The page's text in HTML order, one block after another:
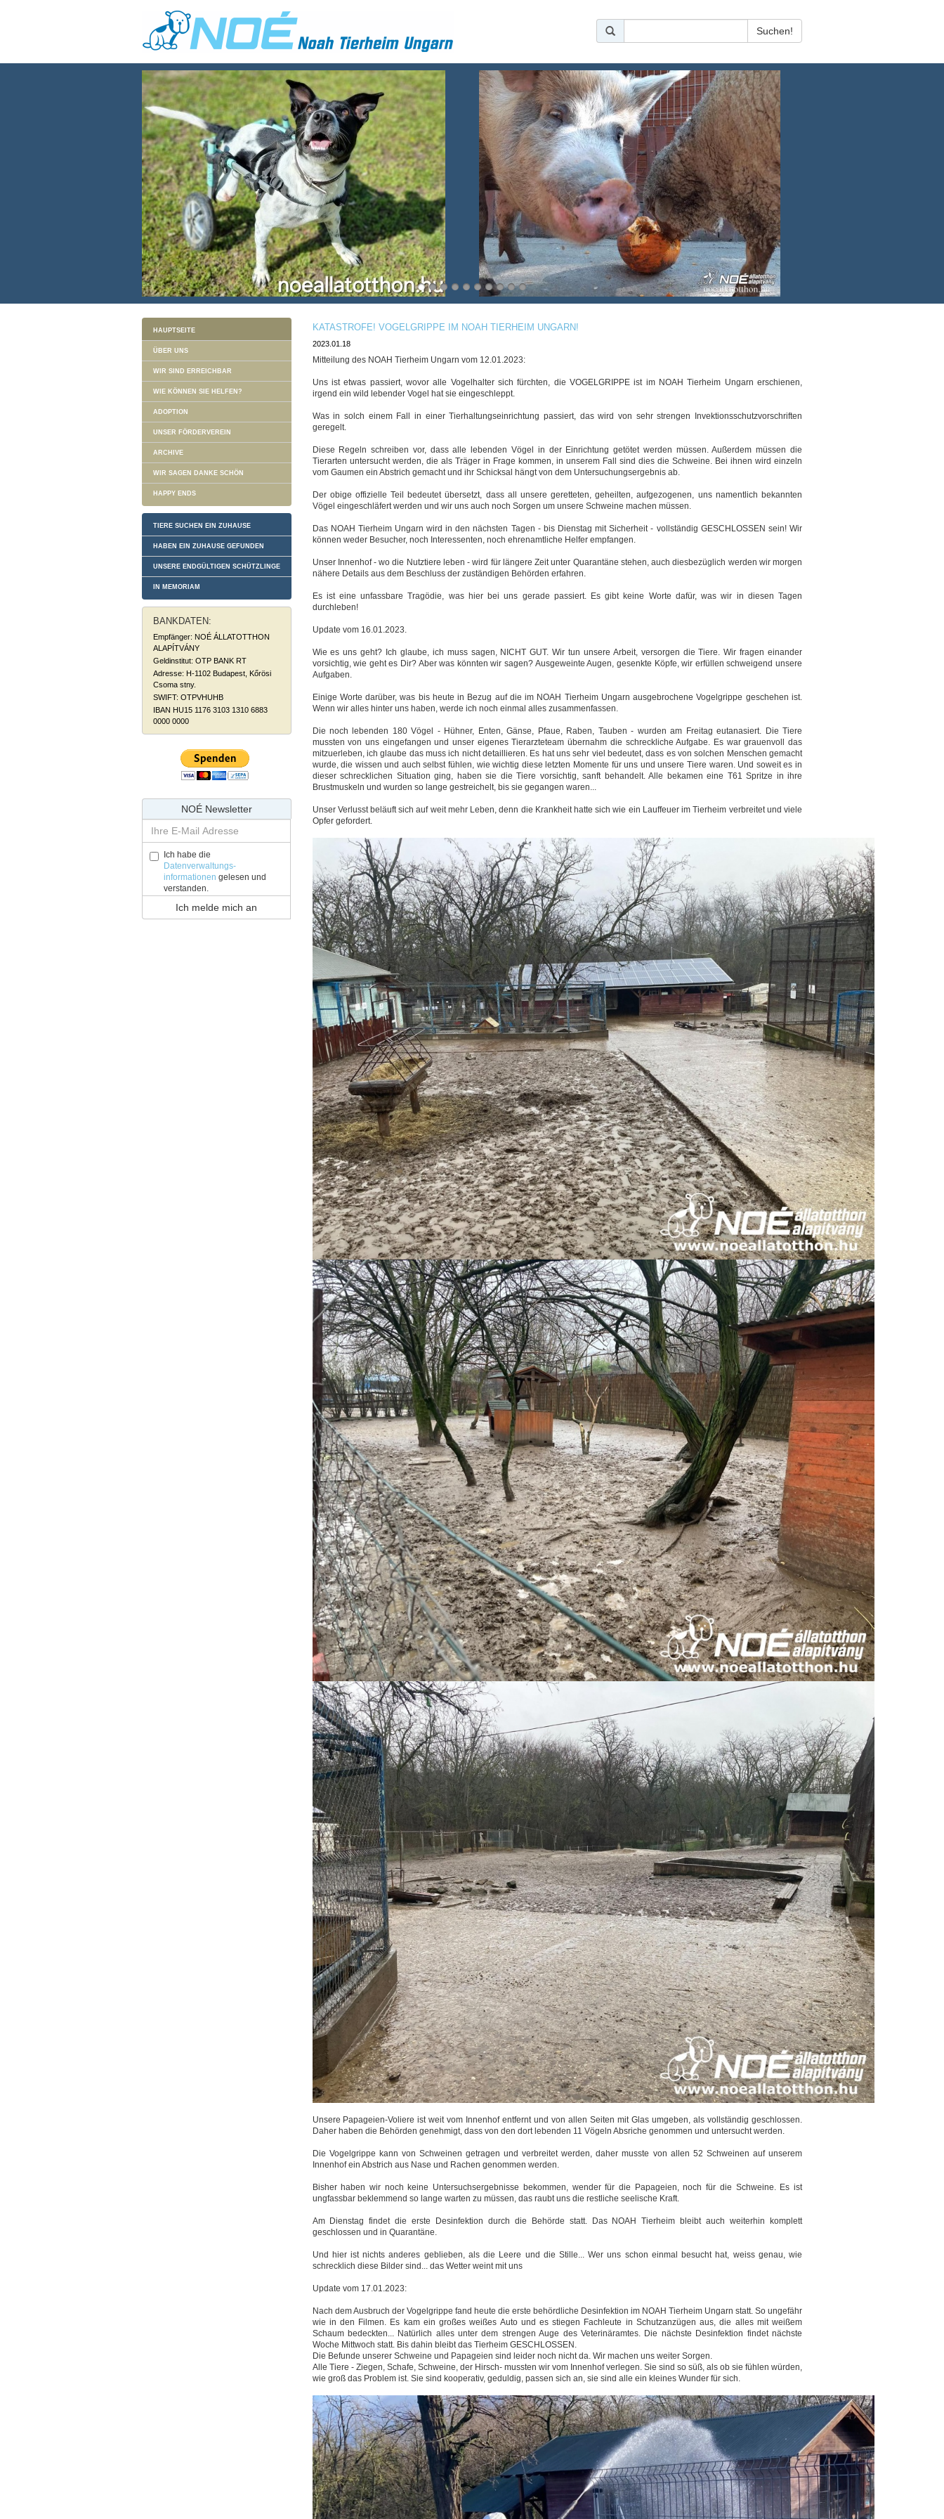
HAUPTSEITE
ÜBER UNS
WIR SIND ERREICHBAR
WIE KÖNNEN SIE HELFEN?
ADOPTION
UNSER FÖRDERVEREIN
ARCHIVE
WIR SAGEN DANKE SCHÖN
HAPPY ENDS
TIERE SUCHEN EIN ZUHAUSE
HABEN EIN ZUHAUSE GEFUNDEN
UNSERE ENDGÜLTIGEN SCHÜTZLINGE
IN MEMORIAM
BANKDATEN:
Empfänger: NOÉ ÁLLATOTTHON
ALAPÍTVÁNY
Geldinstitut: OTP BANK RT
Adresse: H-1102 Budapest, Kőrösi
Csoma stny.
SWIFT: OTPVHUHB
IBAN HU15 1176 3103 1310 6883
0000 0000
NOÉ Newsletter
Ich habe die
Datenverwaltungs-
informationen gelesen und
verstanden.
KATASTROFE! VOGELGRIPPE IM NOAH TIERHEIM UNGARN!
2023.01.18
Mitteilung des NOAH Tierheim Ungarn vom 12.01.2023:
Uns ist etwas passiert, wovor alle Vogelhalter sich fürchten, die VOGELGRIPPE ist im NOAH Tierheim Ungarn erschienen,
irgend ein wild lebender Vogel hat sie eingeschleppt.
Was in solch einem Fall in einer Tierhaltungseinrichtung passiert, das wird von sehr strengen Invektionsschutzvorschriften
geregelt.
Diese Regeln schreiben vor, dass alle lebenden Vögel in der Einrichtung getötet werden müssen. Außerdem müssen die
Tierarten untersucht werden, die als Träger in Frage kommen, in unserem Fall sind dies die Schweine. Bei ihnen wird einzeln
vom Gaumen ein Abstrich gemacht und ihr Schicksal hängt von dem Untersuchungsergebnis ab.
Der obige offizielle Teil bedeutet übersetzt, dass all unsere geretteten, geheilten, aufgezogenen, uns namentlich bekannten
Vögel eingeschläfert werden und wir uns auch noch Sorgen um unsere Schweine machen müssen.
Das NOAH Tierheim Ungarn wird in den nächsten Tagen - bis Dienstag mit Sicherheit - vollständig GESCHLOSSEN sein! Wir
können weder Besucher, noch Interessenten, noch ehrenamtliche Helfer empfangen.
Unser Innenhof - wo die Nutztiere leben - wird für längere Zeit unter Quarantäne stehen, auch diesbezüglich werden wir morgen
nähere Details aus dem Beschluss der zuständigen Behörden erfahren.
Es ist eine unfassbare Tragödie, was hier bei uns gerade passiert. Es gibt keine Worte dafür, was wir in diesen Tagen
durchleben!
Update vom 16.01.2023.
Wie es uns geht? Ich glaube, ich muss sagen, NICHT GUT. Wir tun unsere Arbeit, versorgen die Tiere. Wir fragen einander
vorsichtig, wie geht es Dir? Aber was könnten wir sagen? Ausgeweinte Augen, gesenkte Köpfe, wir erfüllen schweigend unsere
Aufgaben.
Einige Worte darüber, was bis heute in Bezug auf die im NOAH Tierheim Ungarn ausgebrochene Vogelgrippe geschehen ist.
Wenn wir alles hinter uns haben, werde ich noch einmal alles zusammenfassen.
Die noch lebenden 180 Vögel - Hühner, Enten, Gänse, Pfaue, Raben, Tauben - wurden am Freitag eutanasiert. Die Tiere
mussten von uns eingefangen und unser eigenes Tierarzteteam übernahm die schreckliche Aufgabe. Es war grauenvoll das
mitzuerleben, ich glaube das muss ich nicht detaillieren. Es hat uns sehr viel bedeutet, dass es von solchen Menschen gemacht
wurde, die wissen und auch selbst fühlen, wie wichtig diese letzten Momente für uns und unsere Tiere waren. Und soweit es in
dieser schrecklichen Situation ging, haben sie die Tiere vorsichtig, sanft behandelt. Alle bekamen eine T61 Spritze in ihre
Brustmuskeln und wurden so lange gestreichelt, bis sie gegangen waren...
Unser Verlusst beläuft sich auf weit mehr Leben, denn die Krankheit hatte sich wie ein Lauffeuer im Tierheim verbreitet und viele
Opfer gefordert.
Unsere Papageien-Voliere ist weit vom Innenhof entfernt und von allen Seiten mit Glas umgeben, als vollständig geschlossen.
Daher haben die Behörden genehmigt, dass von den dort lebenden 11 Vögeln Absriche genommen und untersucht werden.
Die Vogelgrippe kann von Schweinen getragen und verbreitet werden, daher musste von allen 52 Schweinen auf unserem
Innenhof ein Abstrich aus Nase und Rachen genommen werden.
Bisher haben wir noch keine Untersuchsergebnisse bekommen, wender für die Papageien, noch für die Schweine. Es ist
ungfassbar beklemmend so lange warten zu müssen, das raubt uns die restliche seelische Kraft.
Am Dienstag findet die erste Desinfektion durch die Behörde statt. Das NOAH Tierheim bleibt auch weiterhin komplett
geschlossen und in Quarantäne.
Und hier ist nichts anderes geblieben, als die Leere und die Stille... Wer uns schon einmal besucht hat, weiss genau, wie
schrecklich diese Bilder sind... das Wetter weint mit uns
Update vom 17.01.2023:
Nach dem Ausbruch der Vogelgrippe fand heute die erste behördliche Desinfektion im NOAH Tierheim Ungarn statt. So ungefähr
wie in den Filmen. Es kam ein großes weißes Auto und es stiegen Fachleute in Schutzanzügen aus, die alles mit weißem
Schaum bedeckten... Natürlich alles unter dem strengen Auge des Veterinäramtes. Die nächste Desinfektion findet nächste
Woche Mittwoch statt. Bis dahin bleibt das Tierheim GESCHLOSSEN.
Die Befunde unserer Schweine und Papageien sind leider noch nicht da. Wir machen uns weiter Sorgen.
Alle Tiere - Ziegen, Schafe, Schweine, der Hirsch- mussten wir vom Innenhof verlegen. Sie sind so süß, als ob sie fühlen würden,
wie groß das Problem ist. Sie sind kooperativ, geduldig, passen sich an, sie sind alle ein kleines Wunder für sich.